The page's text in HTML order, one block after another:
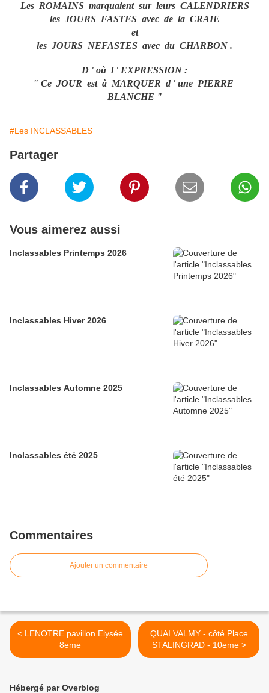
Les ROMAINS marquaient sur leurs CALENDRIERS
les JOURS FASTES avec de la CRAIE
et
les JOURS NEFASTES avec du CHARBON .
D ' où l ' EXPRESSION :
" Ce JOUR est à MARQUER d ' une PIERRE
BLANCHE "
#Les INCLASSABLES
Partager
Vous aimerez aussi
Inclassables Printemps 2026
Inclassables Hiver 2026
Inclassables Automne 2025
Inclassables été 2025
Commentaires
Ajouter un commentaire
< LENOTRE pavillon Elysée
8eme
QUAI VALMY - côté Place
STALINGRAD - 10eme >
Hébergé par Overblog